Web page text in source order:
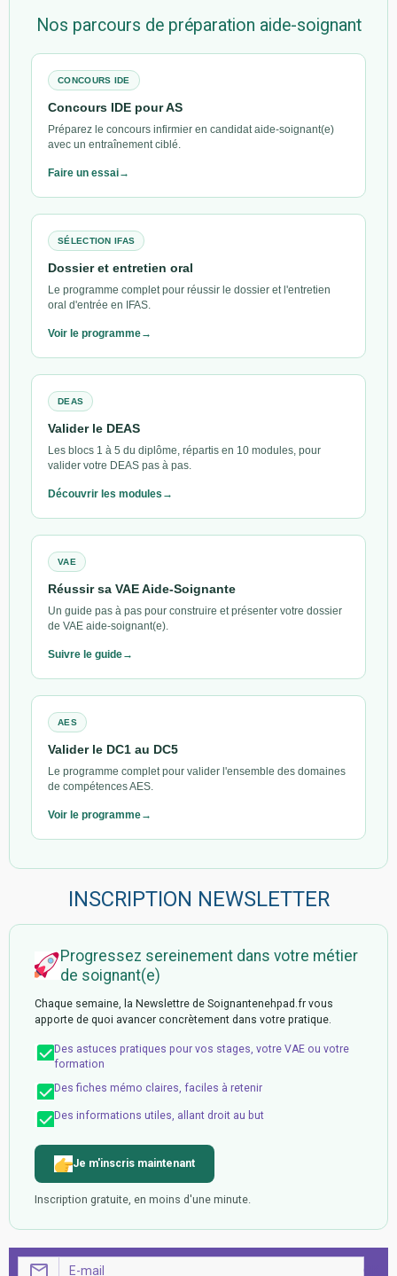
Nos parcours de préparation aide-soignant
CONCOURS IDE
Concours IDE pour AS
Préparez le concours infirmier en candidat aide-soignant(e)
avec un entraînement ciblé.
Faire un essai
SÉLECTION IFAS
Dossier et entretien oral
Le programme complet pour réussir le dossier et l'entretien
oral d'entrée en IFAS.
Voir le programme
DEAS
Valider le DEAS
Les blocs 1 à 5 du diplôme, répartis en 10 modules, pour
valider votre DEAS pas à pas.
Découvrir les modules
VAE
Réussir sa VAE Aide-Soignante
Un guide pas à pas pour construire et présenter votre dossier
de VAE aide-soignant(e).
Suivre le guide
AES
Valider le DC1 au DC5
Le programme complet pour valider l'ensemble des domaines
de compétences AES.
Voir le programme
INSCRIPTION NEWSLETTER
Progressez sereinement dans votre métier
de soignant(e)
Chaque semaine, la Newslettre de Soignantenehpad.fr vous
apporte de quoi avancer concrètement dans votre pratique.
Des astuces pratiques pour vos stages, votre VAE ou votre
formation
Des fiches mémo claires, faciles à retenir
Des informations utiles, allant droit au but
Je m'inscris maintenant
Inscription gratuite, en moins d'une minute.
OK